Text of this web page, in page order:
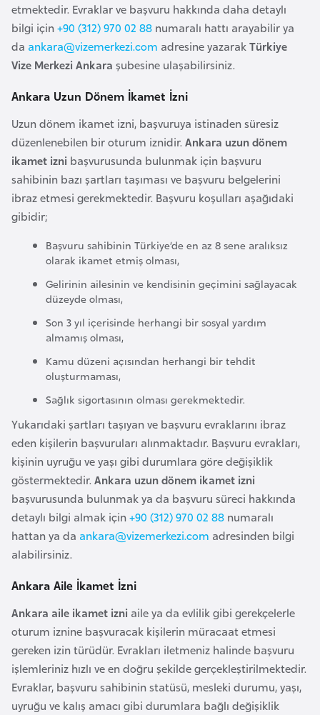
etmektedir. Evraklar ve başvuru hakkında daha detaylı
bilgi için+90 (312) 970 02 88 numaralı hattı arayabilir ya
da ankara@vizemerkezi.com adresine yazarakTürkiye
Vize Merkezi Ankara şubesine ulaşabilirsiniz.
Ankara Uzun Dönem İkamet İzni
Uzun dönem ikamet izni, başvuruya istinaden süresiz
düzenlenebilen bir oturum iznidir. Ankara uzun dönem
ikamet izni başvurusunda bulunmak için başvuru
sahibinin bazı şartları taşıması ve başvuru belgelerini
ibraz etmesi gerekmektedir. Başvuru koşulları aşağıdaki
gibidir;
Başvuru sahibinin Türkiye’de en az 8 sene aralıksız
olarak ikamet etmiş olması,
Gelirinin ailesinin ve kendisinin geçimini sağlayacak
düzeyde olması,
Son 3 yıl içerisinde herhangi bir sosyal yardım
almamış olması,
Kamu düzeni açısından herhangi bir tehdit
oluşturmaması,
Sağlık sigortasının olması gerekmektedir.
Yukarıdaki şartları taşıyan ve başvuru evraklarını ibraz
eden kişilerin başvuruları alınmaktadır. Başvuru evrakları,
kişinin uyruğu ve yaşı gibi durumlara göre değişiklik
göstermektedir. Ankara uzun dönem ikamet izni
başvurusunda bulunmak ya da başvuru süreci hakkında
detaylı bilgi almak için+90 (312) 970 02 88 numaralı
hattan ya da ankara@vizemerkezi.com adresinden bilgi
alabilirsiniz.
Ankara Aile İkamet İzni
Ankara aile ikamet izni aile ya da evlilik gibi gerekçelerle
oturum iznine başvuracak kişilerin müracaat etmesi
gereken izin türüdür. Evrakları iletmeniz halinde başvuru
işlemleriniz hızlı ve en doğru şekilde gerçekleştirilmektedir.
Evraklar, başvuru sahibinin statüsü, mesleki durumu, yaşı,
uyruğu ve kalış amacı gibi durumlara bağlı değişiklik
D
a
n
i
m
r
k
a
D
e
m
n
g
o
B
u
a
i
s
t
a
n